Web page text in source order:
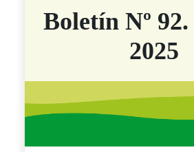
Boletín Nº
2025